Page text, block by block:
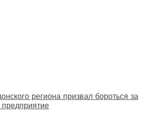
региона призвал бороться за